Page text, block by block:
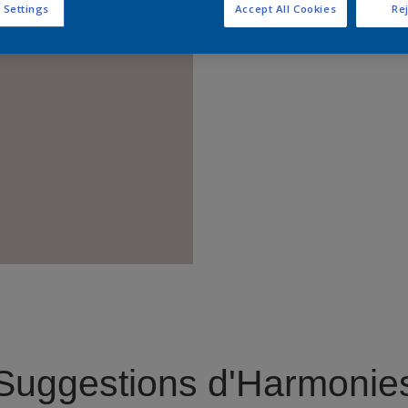
Trouver
Settings Accept All Cookies